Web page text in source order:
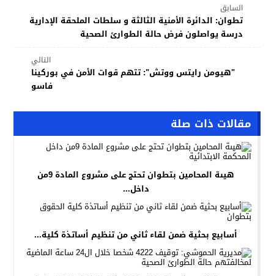
السابق
تطوان: الدائرة الأمنية الثالثة و سلطات الملحقة الإدارية
درسة يواصلون فرض حالة الطوارئ الصحية
التالي
"هيومن رايتس ووتش": تتهم قوات الأمن في بوركينا
فاسو
مقالات ذات صلة
هيىة المحامين بتطوان تحتج على مشروع المادة 9من
داخل...
أسابيع بحثية ضمن لقاء ثاني من تنظيم أساتذة كلية...